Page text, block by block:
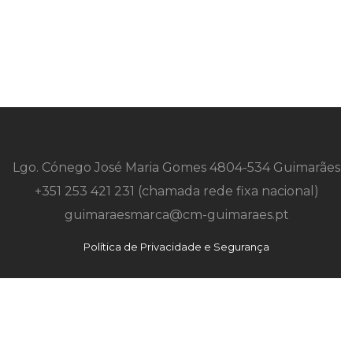
Lgo. Cónego José Maria Gomes 4804-534 Guimarães
+351 253 421 231 (chamada rede fixa nacional)
guimaraesmarca@cm-guimaraes.pt
Política de Privacidade e Segurança